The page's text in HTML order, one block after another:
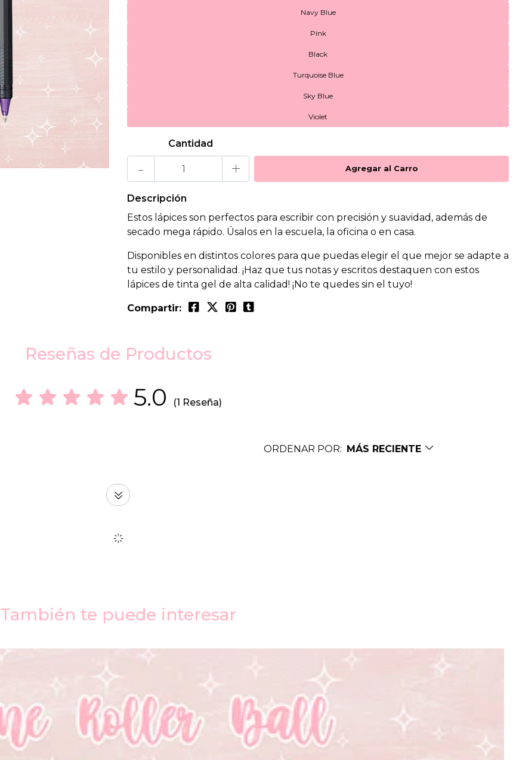
Navy Blue
Pink
Black
Turquoise Blue
Sky Blue
Violet
Cantidad
- +
Descripción
Estos lápices son perfectos para escribir con precisión y suavidad, además de
secado mega rápido. Úsalos en la escuela, la oficina o en casa.
Disponibles en distintos colores para que puedas elegir el que mejor se adapte a
tu estilo y personalidad. ¡Haz que tus notas y escritos destaquen con estos
lápices de tinta gel de alta calidad! ¡No te quedes sin el tuyo!
Compartir:
Reseñas de Productos
5.0 (1 Reseña)
ORDENAR POR: MÁS RECIENTE
También te puede interesar